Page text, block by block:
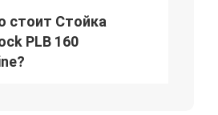
стоит Стойка
PLB 160